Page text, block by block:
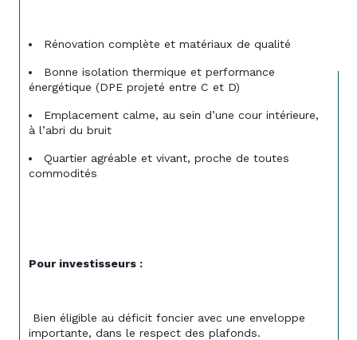
Rénovation complète et matériaux de qualité
Bonne isolation thermique et performance
énergétique (DPE projeté entre C et D)
Emplacement calme, au sein d’une cour intérieure,
à l’abri du bruit
Quartier agréable et vivant, proche de toutes
commodités
Pour investisseurs :
importante, dans le respect des plafonds.